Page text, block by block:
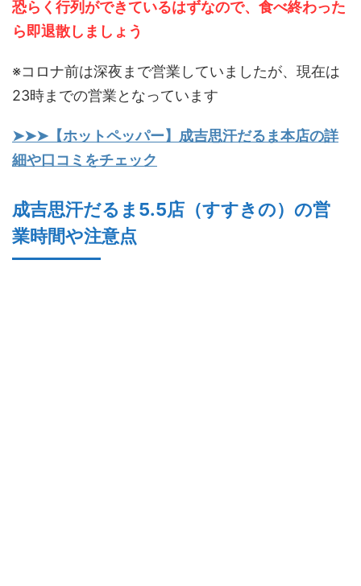
恐らく行列ができているはずなので、食べ終わった
ら即退散しましょう
※コロナ前は深夜まで営業していましたが、現在は
23時までの営業となっています
➤➤➤【ホットペッパー】成吉思汗だるま本店の詳
細や口コミをチェック
成吉思汗だるま5.5店（すすきの）の営
業時間や注意点